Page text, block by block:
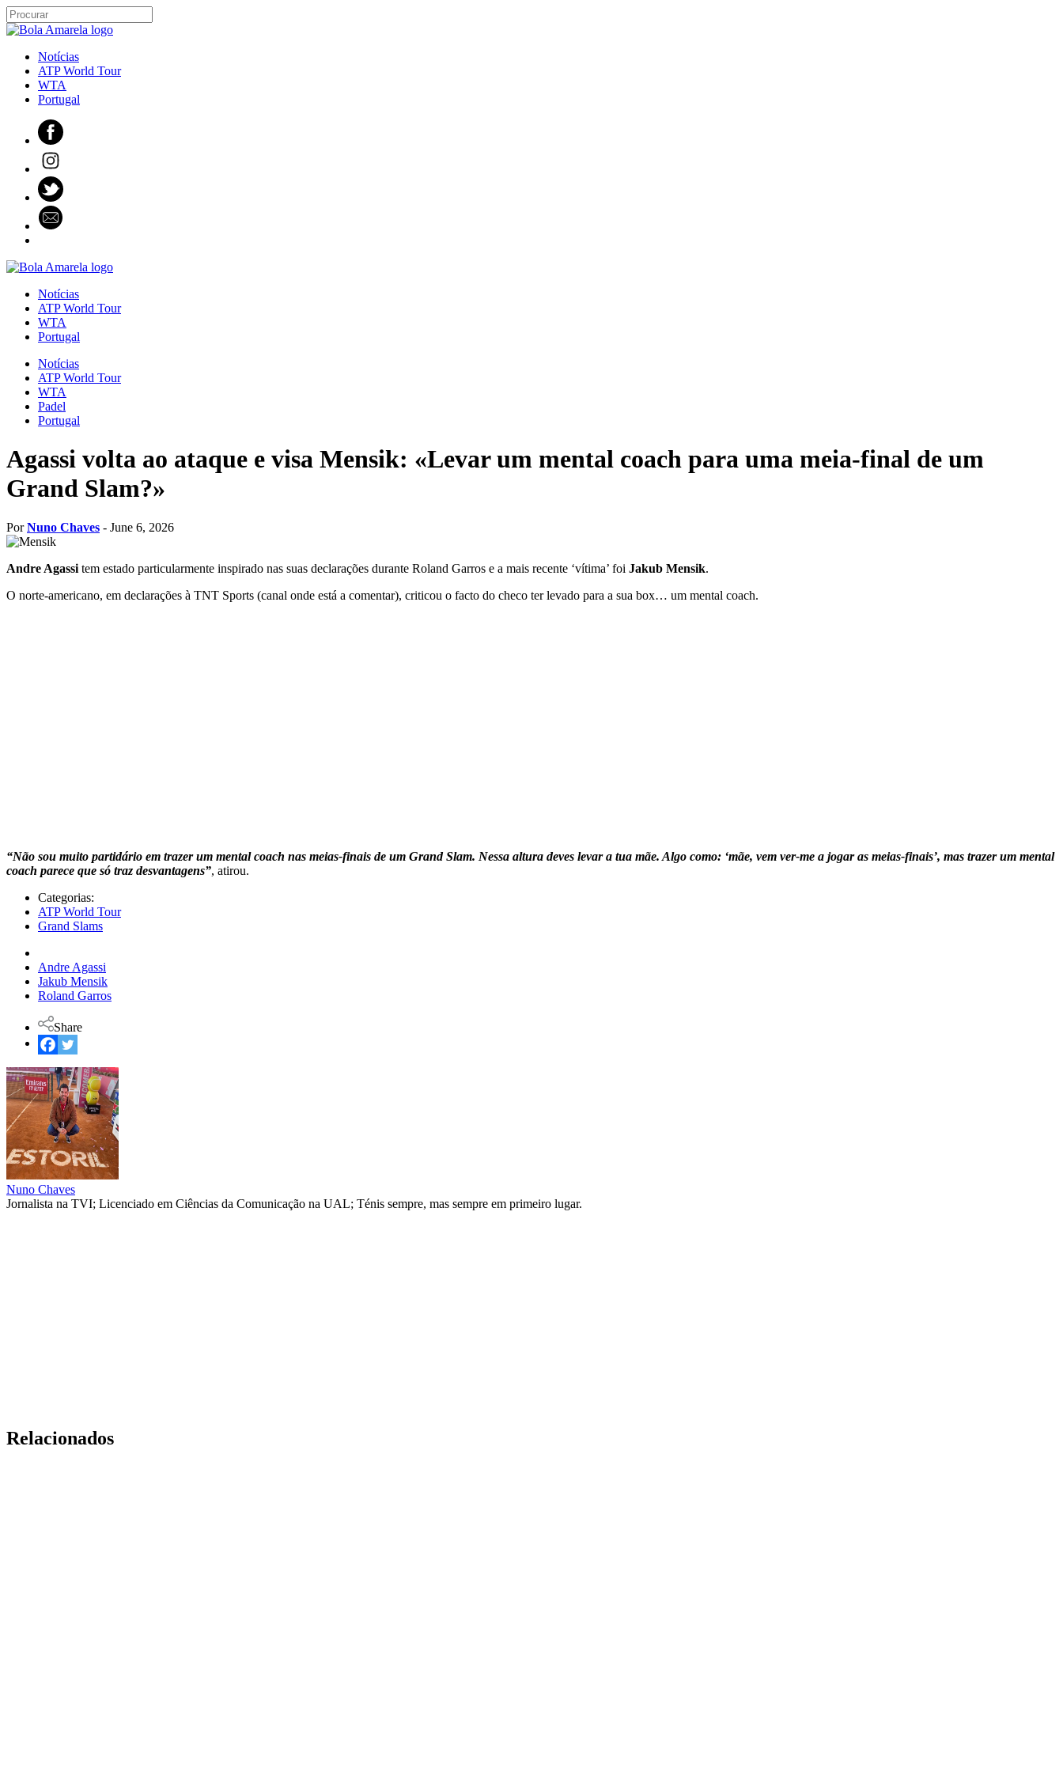
Notícias
ATP World Tour
WTA
Portugal
Notícias
ATP World Tour
WTA
Portugal
Notícias
ATP World Tour
WTA
Padel
Portugal
Agassi volta ao ataque e visa Mensik: «Levar um mental coach para uma meia-final de um
Grand Slam?»
PorNuno Chaves - June 6, 2026
Andre Agassi tem estado particularmente inspirado nas suas declarações durante Roland Garros e a mais recente ‘vítima’ foi Jakub Mensik.
O norte-americano, em declarações à TNT Sports (canal onde está a comentar), criticou o facto do checo ter levado para a sua box… um mental coach.
“Não sou muito partidário em trazer um mental coach nas meias-finais de um Grand Slam. Nessa altura deves levar a tua mãe. Algo como: ‘mãe, vem ver-me a jogar as meias-finais’, mas trazer um mental
coach parece que só traz desvantagens”, atirou.
Categorias:
ATP World Tour
Grand Slams
Andre Agassi
Jakub Mensik
Roland Garros
Share
Nuno Chaves
Jornalista na TVI; Licenciado em Ciências da Comunicação na UAL; Ténis sempre, mas sempre em primeiro lugar.
Relacionados